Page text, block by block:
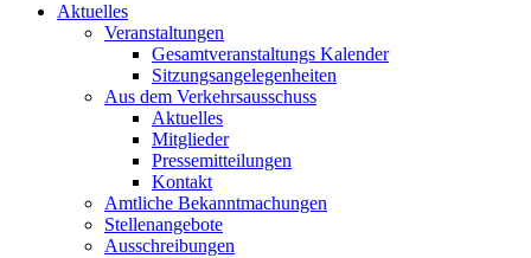
Aktuelles
Veranstaltungen
Gesamtveranstaltungs Kalender
Sitzungsangelegenheiten
Aus dem Verkehrsausschuss
Aktuelles
Mitglieder
Pressemitteilungen
Kontakt
Amtliche Bekanntmachungen
Stellenangebote
Ausschreibungen